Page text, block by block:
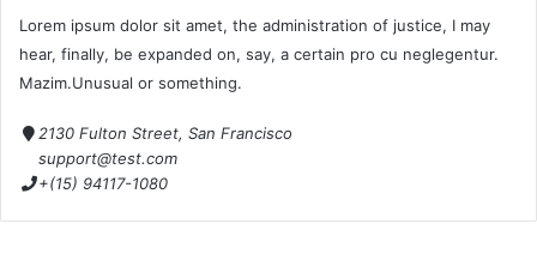
Lorem ipsum dolor sit amet, the administration of justice, I may
hear, finally, be expanded on, say, a certain pro cu neglegentur.
Mazim.Unusual or something.
2130 Fulton Street, San Francisco
support@test.com
+(15) 94117-1080